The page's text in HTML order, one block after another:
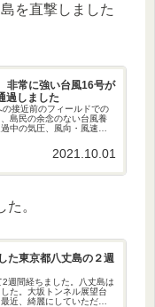
を直撃しました
非常に強い台風16号が
過しました
接近前のフィールドでの
、島民の余念のない台風養
中の気圧、風向・風速の
2021.10.01
。
た東京都八丈島の２週
週間経ちました。八丈島は
た。大坂トンネル展望台
近、綺麗にしていただき